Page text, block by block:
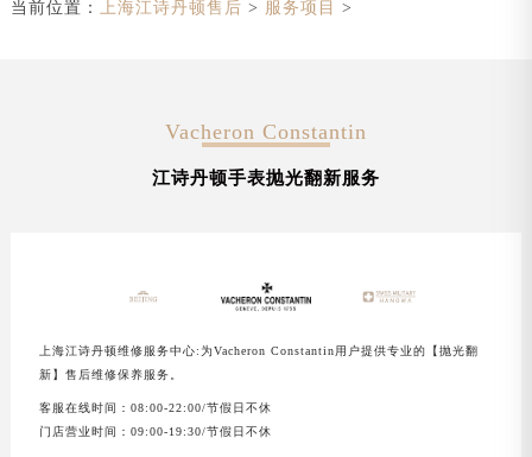
当前位置： 上海江诗丹顿售后 > 服务项目 >
Vacheron Constantin
江诗丹顿手表抛光翻新服务
上海江诗丹顿维修服务中心:为Vacheron Constantin用户提供专业的【抛光翻
新】售后维修保养服务。
客服在线时间：08:00-22:00/节假日不休
门店营业时间：09:00-19:30/节假日不休